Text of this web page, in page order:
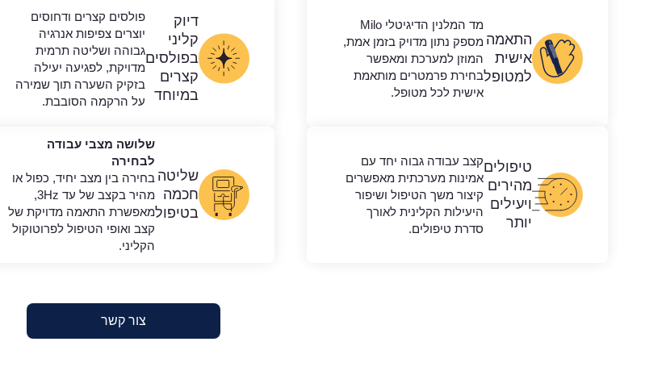
התאמה
אישית
למטופל
מד המלנין הדיגיטלי Milo
מספק נתון מדויק בזמן אמת,
המוזן למערכת ומאפשר
בחירת פרמטרים מותאמת
אישית לכל מטופל.
דיוק
קליני
בפולסים
קצרים
במיוחד
פולסים קצרים ודחוסים
יוצרים צפיפות אנרגיה
גבוהה ושליטה תרמית
מדויקת, לפגיעה יעילה
בזקיק השערה תוך שמירה
על הרקמה הסובבת.
טיפולים
מהירים
ויעילים
יותר
קצב עבודה גבוה יחד עם
אמינות מערכתית מאפשרים
קיצור משך הטיפול ושיפור
היעילות הקלינית לאורך
סדרת טיפולים.
שליטה
חכמה
בטיפול
שלושה מצבי עבודה
לבחירה
בחירה בין מצב יחיד, כפול או
מהיר בקצב של עד 3Hz,
מאפשרת התאמה מדויקת של
קצב ואופי הטיפול לפרוטוקול
הקליני.
צור קשר